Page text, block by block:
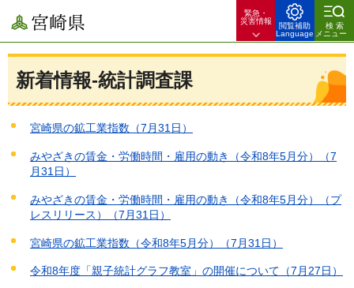
宮崎県
緊急・
災害情報
閲覧補助
Language
検索
メニュー
新着情報-統計調査課
宮崎県の鉱工業指数（7月31日）
みやざきの賃金・労働時間・雇用の動き（令和8年5月分）（7
月31日）
みやざきの賃金・労働時間・雇用の動き（令和8年5月分）（プ
レスリリース）（7月31日）
宮崎県の鉱工業指数（令和8年5月分）（7月31日）
令和8年度「親子統計グラフ教室」の開催について（7月27日）